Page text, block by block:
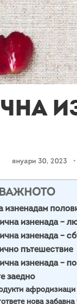
януари 30, 2023 •
изненадам
изненада –
изненада –
пътешествие
изненада –
заедно
афродизиаци
нова забавна